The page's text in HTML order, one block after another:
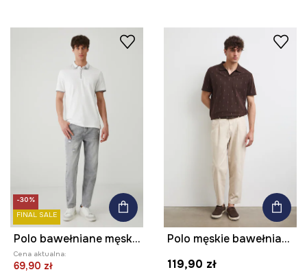
-30%
FINAL SALE
Polo bawełniane męskie z elastanem melanżowe kolor biały
Cena aktualna:
69,90 zł
Polo męskie bawełniane z elastanem
119,90 zł